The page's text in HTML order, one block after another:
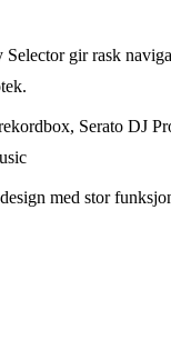
Selector gir rask
Serato DJ
med stor